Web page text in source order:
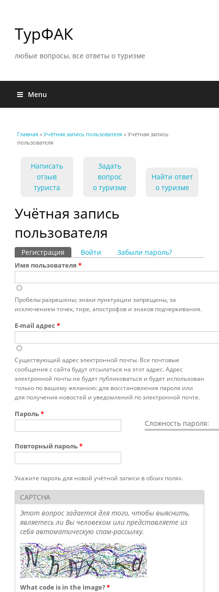
ТурФАК
любые вопросы, все ответы о туризме
Menu
Вы здесь
Главная » Учётная запись пользователя » Учётная запись
пользователя
Написать
отзыв
туриста
Задать
вопрос
о туризме
Найти ответ
о туризме
Учётная запись
пользователя
Главные вкладки
Регистрация (активная вкладка)
Войти Забыли пароль?
Имя пользователя *
Пробелы разрешены; знаки пунктуации запрещены, за
исключением точек, тире, апострофов и знаков подчеркивания.
E-mail адрес *
Существующий адрес электронной почты. Все почтовые
сообщения с сайта будут отсылаться на этот адрес. Адрес
электронной почты не будет публиковаться и будет использован
только по вашему желанию: для восстановления пароля или
для получения новостей и уведомлений по электронной почте.
Сложность пароля:
Пароль*
Повторный пароль*
Укажите пароль для новой учётной записи в обоих полях.
CAPTCHA
Этот вопрос задается для того, чтобы выяснить,
являетесь ли Вы человеком или представляете из
себя автоматическую спам-рассылку.
What code is in the image?*